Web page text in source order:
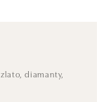
diamanty,